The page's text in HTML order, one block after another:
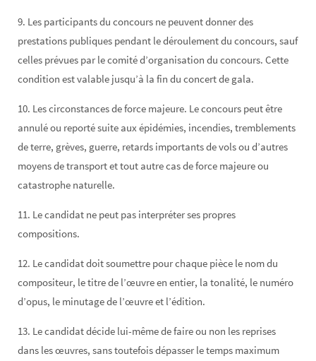
9. Les participants du concours ne peuvent donner des
prestations publiques pendant le déroulement du concours, sauf
celles prévues par le comité d’organisation du concours. Cette
condition est valable jusqu’à la fin du concert de gala.
10. Les circonstances de force majeure. Le concours peut être
annulé ou reporté suite aux épidémies, incendies, tremblements
de terre, grèves, guerre, retards importants de vols ou d’autres
moyens de transport et tout autre cas de force majeure ou
catastrophe naturelle.
11. Le candidat ne peut pas interpréter ses propres
compositions.
12. Le candidat doit soumettre pour chaque pièce le nom du
compositeur, le titre de l’œuvre en entier, la tonalité, le numéro
d’opus, le minutage de l’œuvre et l’édition.
13. Le candidat décide lui-même de faire ou non les reprises
dans les œuvres, sans toutefois dépasser le temps maximum